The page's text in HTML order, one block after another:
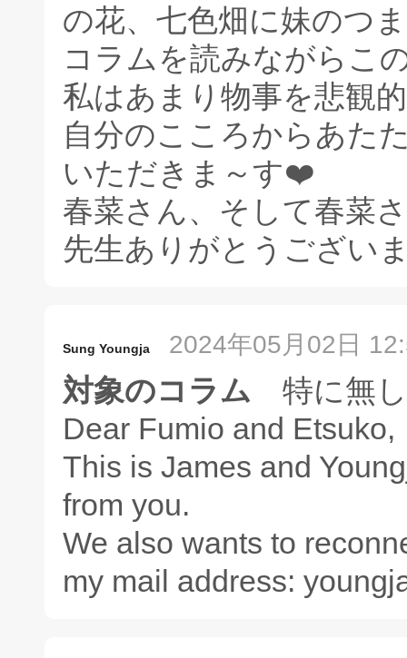
の花、七色畑に妹のつ
コラムを読みながらこ
私はあまり物事を悲観
自分のこころからあた
いただきま～す❤️
春菜さん、そして春菜
先生ありがとうござい
Sung Youngja 2024年05月02日
対象のコラム 特に無し
Dear Fumio and Etsuko,
This is James and
from you.
We also wants to
my mail address: